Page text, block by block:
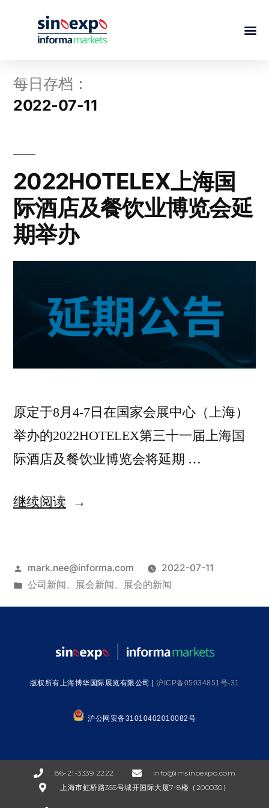
每日存档：
2022-07-11
2022HOTELEX上海国
际酒店及餐饮业博览会延
期举办
原定于8月4-7日在国家会展中心（上海）
举办的2022HOTELEX第三十一届上海国
际酒店及餐饮业博览会将延期 …
继续阅读
mark.nee@informa.com
2022-07-11
公司新闻、 展会新闻、 展会的新闻
版权所有上海博华国际展览有限公司 | 沪ICP备05034851号-31
沪公网安备31010402010082号
86-21-3339 2222
info@imsinoexpo.com
上海市虹桥路355号城开国际大厦7-8楼（200030）